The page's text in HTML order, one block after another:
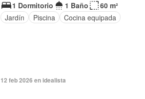
1 Dormitorio
1 Baño
60 m²
Jardín
Piscina Cocina equipada
12 feb 2026 en idealista